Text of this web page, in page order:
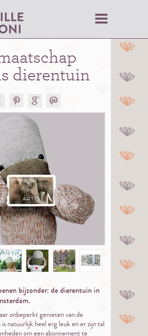
dierentuin
bijzonder: de dierentuin in
onbeperkt genieten van de
natuurlijk heel erg leuk en er zijn tal
om een abonnement te